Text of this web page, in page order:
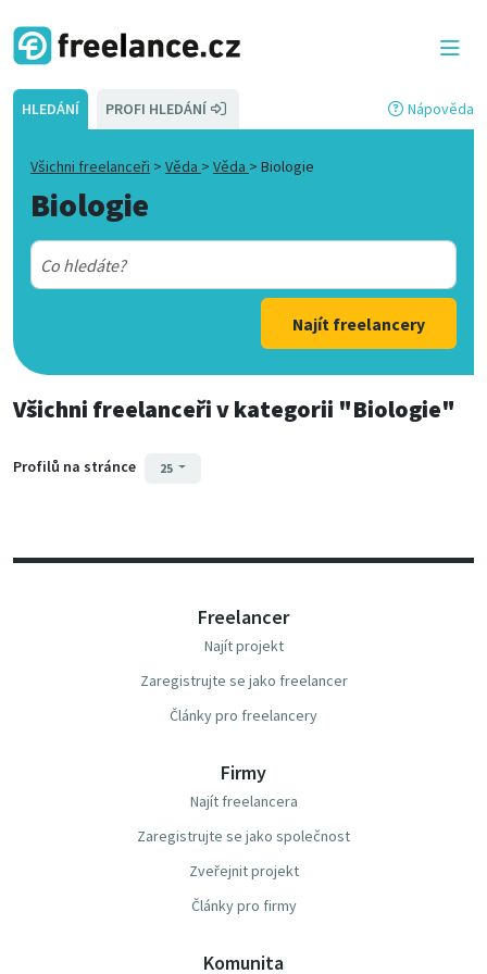
HLEDÁNÍ PROFI HLEDÁNÍ Nápověda
Všichni freelanceři > Věda > Věda > Biologie
Biologie
Najít freelancery
Všichni freelanceřiv kategorii "Biologie"
Profilů na stránce 25
Freelancer
Najít projekt
Zaregistrujte se jako freelancer
Články pro freelancery
Firmy
Najít freelancera
Zaregistrujte se jako společnost
Zveřejnit projekt
Články pro firmy
Komunita